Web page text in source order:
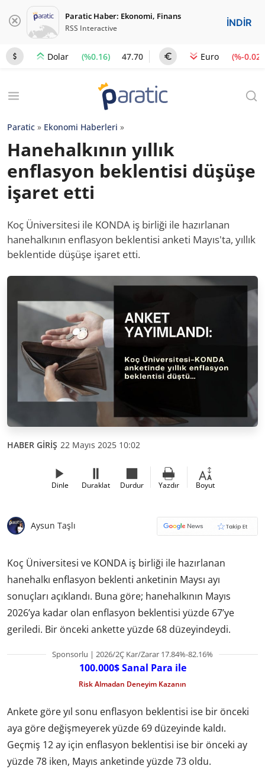
Paratic Haber: Ekonomi, Finans
RSS Interactive İNDİR
Dolar (%0.16) 47.70 Euro (%-0.02)
Paratic » Ekonomi Haberleri »
Hanehalkının yıllık
enflasyon beklentisi düşüşe
işaret etti
Koç Üniversitesi ile KONDA iş birliği ile hazırlanan
hanehalkının enflasyon beklentisi anketi Mayıs'ta, yıllık
beklentide düşüşe işaret etti.
HABER GİRİŞ 22 Mayıs 2025 10:02
Dinle Duraklat Durdur Yazdır Boyut
Aysun Taşlı
Koç Üniversitesi ve KONDA iş birliği ile hazırlanan
hanehalkı enflasyon beklenti anketinin Maysı ayı
sonuçları açıklandı. Buna göre; hanehalkının Mayıs
2026’ya kadar olan enflasyon beklentisi yüzde 67’ye
geriledi. Bir önceki ankette yüzde 68 düzeyindeydi.
Sponsorlu | 2026/2Ç Kar/Zarar 17.84%-82.16%
100.000$ Sanal Para ile
Risk Almadan Deneyim Kazanın
Ankete göre yıl sonu enflasyon beklentisi ise bir önceki
aya göre değişmeyerek yüzde 69 düzeyinde kaldı.
Geçmiş 12 ay için enflasyon beklentisi ise bir önceki ay
yüzde 78 iken, Mayıs anketinde yüzde 73 oldu.